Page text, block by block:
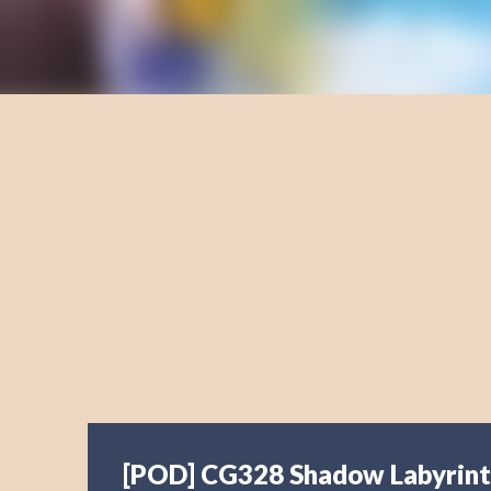
[POD] CG328 Shadow